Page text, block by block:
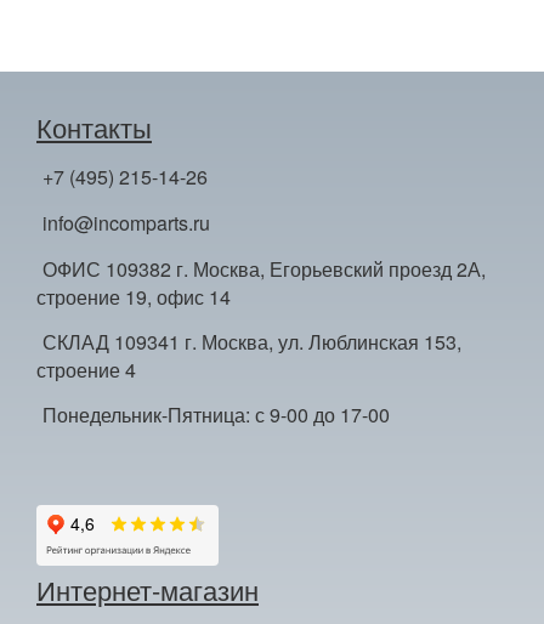
Контакты
+7 (495) 215-14-26
info@incomparts.ru
ОФИС 109382 г. Москва, Егорьевский проезд 2А,
строение 19, офис 14
СКЛАД 109341 г. Москва, ул. Люблинская 153,
строение 4
Понедельник-Пятница: с 9-00 до 17-00
Интернет-магазин